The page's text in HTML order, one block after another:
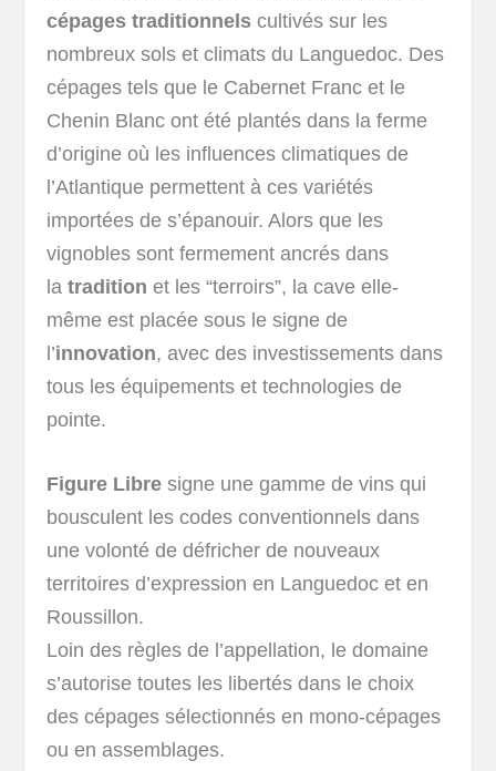
cépages traditionnels cultivés sur les
nombreux sols et climats du Languedoc. Des
cépages tels que le Cabernet Franc et le
Chenin Blanc ont été plantés dans la ferme
d’origine où les influences climatiques de
l’Atlantique permettent à ces variétés
importées de s’épanouir. Alors que les
vignobles sont fermement ancrés dans
latradition et les “terroirs”, la cave elle-
même est placée sous le signe de
l’innovation, avec des investissements dans
tous les équipements et technologies de
pointe.
Figure Libre signe une gamme de vins qui
bousculent les codes conventionnels dans
une volonté de défricher de nouveaux
territoires d’expression en Languedoc et en
Roussillon.
Loin des règles de l’appellation, le domaine
s’autorise toutes les libertés dans le choix
des cépages sélectionnés en mono-cépages
ou en assemblages.